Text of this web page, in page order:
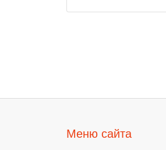
Меню сайта